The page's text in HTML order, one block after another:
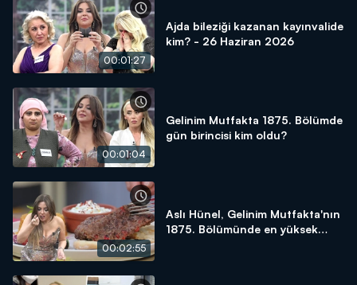
00:01:27
Ajda bileziği kazanan kayınvalide
kim? - 26 Haziran 2026
00:01:04
Gelinim Mutfakta 1875. Bölümde
gün birincisi kim oldu?
00:02:55
Aslı Hünel, Gelinim Mutfakta'nın
1875. Bölümünde en yüksek